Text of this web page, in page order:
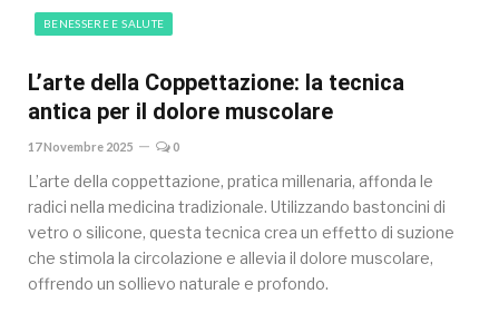
BENESSERE E SALUTE
L’arte della Coppettazione: la tecnica
antica per il dolore muscolare
17 Novembre 2025 0
L’arte della coppettazione, pratica millenaria, affonda le
radici nella medicina tradizionale. Utilizzando bastoncini di
vetro o silicone, questa tecnica crea un effetto di suzione
che stimola la circolazione e allevia il dolore muscolare,
offrendo un sollievo naturale e profondo.